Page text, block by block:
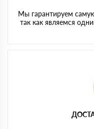
Мы гарантируем
так как являемся